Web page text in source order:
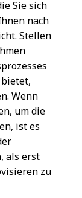
Sie sich
nach
Stellen
Wenn
um die
ist es
als erst
zu